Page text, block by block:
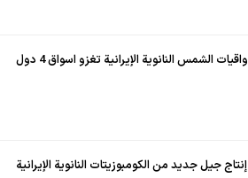
واقيات الشمس النانوية الإيرانية تغزو اسواق 4 دول
إنتاج جيل جديد من الكومبوزيتات النانوية الإيرانية